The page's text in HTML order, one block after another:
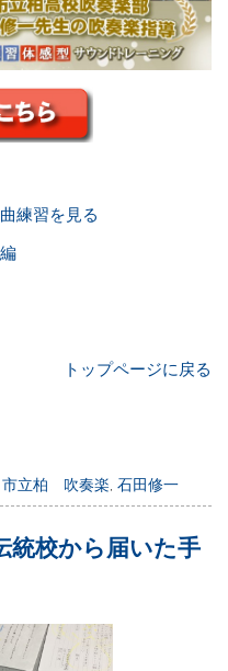
練習を見る
トップページに戻る
,市立柏 吹奏楽 ,石田修一
統校から届いた手